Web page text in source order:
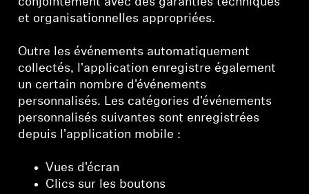
et organisationnelles appropriées.
Outre les événements automatiquement
collectés, l'application enregistre également
un certain nombre d'événements
personnalisés. Les catégories d'événements
personnalisés suivantes sont enregistrées
depuis l'application mobile :
Vues d'écran
Clics sur les boutons